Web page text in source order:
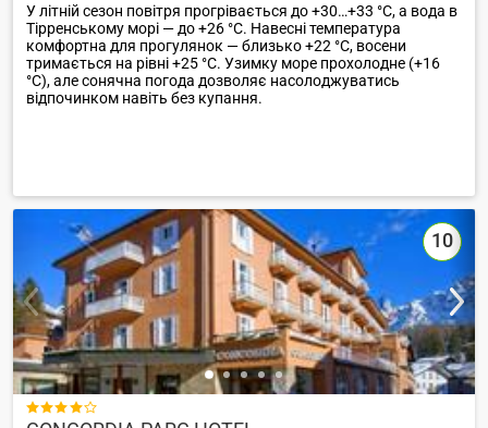
У літній сезон повітря прогрівається до +30…+33 °C, а вода в
Тірренському морі — до +26 °C. Навесні температура
комфортна для прогулянок — близько +22 °C, восени
тримається на рівні +25 °C. Узимку море прохолодне (+16
°C), але сонячна погода дозволяє насолоджуватись
відпочинком навіть без купання.
10
